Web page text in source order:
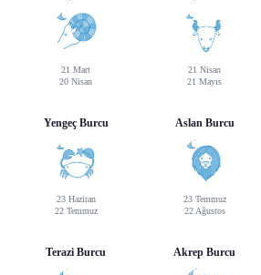
21 Mart
20 Nisan
21 Nisan
21 Mayıs
Yengeç Burcu
23 Haziran
22 Temmuz
Aslan Burcu
23 Temmuz
22 Ağustos
Terazi Burcu Akrep Burcu